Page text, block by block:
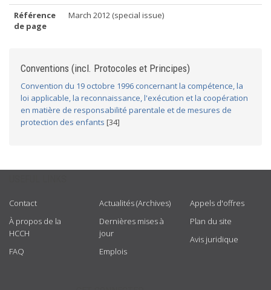
Référence
de page
March 2012 (special issue)
Conventions (incl. Protocoles et Principes)
Convention du 19 octobre 1996 concernant la compétence, la
loi applicable, la reconnaissance, l'exécution et la coopération
en matière de responsabilité parentale et de mesures de
protection des enfants [34]
Contact
À propos de la
HCCH
FAQ
Actualités (Archives)
Dernières mises à
jour
Emplois
Appels d'offres
Plan du site
Avis juridique